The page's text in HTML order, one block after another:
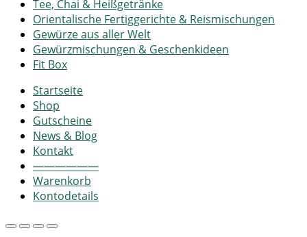
Tee, Chai & Heißgetränke
Orientalische Fertiggerichte & Reismischungen
Gewürze aus aller Welt
Gewürzmischungen & Geschenkideen
Fit Box
Startseite
Shop
Gutscheine
News & Blog
Kontakt
——————
Warenkorb
Kontodetails